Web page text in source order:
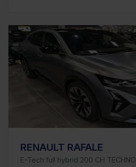
RENAULT RAFALE
E-Tech full hybrid 200 CH TECHNO